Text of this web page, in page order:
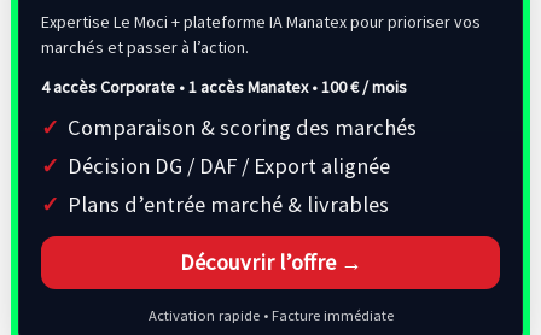
Expertise Le Moci + plateforme IA Manatex pour prioriser vos
marchés et passer à l’action.
4 accès Corporate • 1 accès Manatex •100 € / mois
Comparaison & scoring des marchés
Décision DG / DAF / Export alignée
Plans d’entrée marché & livrables
Découvrir l’offre →
Activation rapide • Facture immédiate